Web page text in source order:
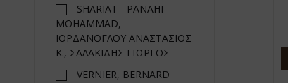
SHARIAT - PANAHI
MOHAMMAD,
ΙΟΡΔΑΝΟΓΛΟΥ ΑΝΑΣΤΑΣΙΟΣ
Κ., ΣΑΛΑΚΙΔΗΣ ΓΙΩΡΓΟΣ
VERNIER, BERNARD